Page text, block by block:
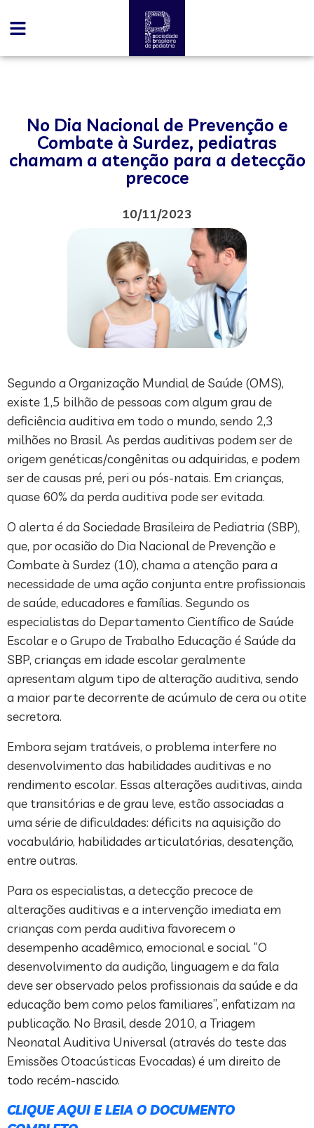
No Dia Nacional de Prevenção e
Combate à Surdez, pediatras
chamam a atenção para a detecção
precoce
10/11/2023
Segundo a Organização Mundial de Saúde (OMS),
existe 1,5 bilhão de pessoas com algum grau de
deficiência auditiva em todo o mundo, sendo 2,3
milhões no Brasil. As perdas auditivas podem ser de
origem genéticas/congênitas ou adquiridas, e podem
ser de causas pré, peri ou pós-natais. Em crianças,
quase 60% da perda auditiva pode ser evitada.
O alerta é da Sociedade Brasileira de Pediatria (SBP),
que, por ocasião do Dia Nacional de Prevenção e
Combate à Surdez (10), chama a atenção para a
necessidade de uma ação conjunta entre profissionais
de saúde, educadores e famílias. Segundo os
especialistas do Departamento Científico de Saúde
Escolar e o Grupo de Trabalho Educação é Saúde da
SBP, crianças em idade escolar geralmente
apresentam algum tipo de alteração auditiva, sendo
a maior parte decorrente de acúmulo de cera ou otite
secretora.
Embora sejam tratáveis, o problema interfere no
desenvolvimento das habilidades auditivas e no
rendimento escolar. Essas alterações auditivas, ainda
que transitórias e de grau leve, estão associadas a
uma série de dificuldades: déficits na aquisição do
vocabulário, habilidades articulatórias, desatenção,
entre outras.
Para os especialistas, a detecção precoce de
alterações auditivas e a intervenção imediata em
crianças com perda auditiva favorecem o
desempenho acadêmico, emocional e social. “O
desenvolvimento da audição, linguagem e da fala
deve ser observado pelos profissionais da saúde e da
educação bem como pelos familiares”, enfatizam na
publicação. No Brasil, desde 2010, a Triagem
Neonatal Auditiva Universal (através do teste das
Emissões Otoacústicas Evocadas) é um direito de
todo recém-nascido.
CLIQUE AQUI E LEIA O DOCUMENTO